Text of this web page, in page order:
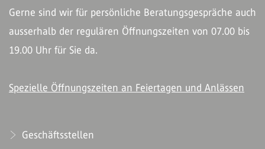
Gerne sind wir für persönliche Beratungsgespräche auch
ausserhalb der regulären Öffnungszeiten von 07.00 bis
19.00 Uhr für Sie da.
Spezielle Öffnungszeiten an Feiertagen und Anlässen
Geschäftsstellen